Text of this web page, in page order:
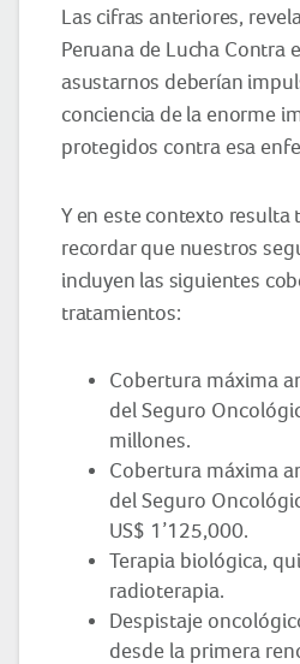
Las cifras anteriores,
Peruana de Lucha Contra
asustarnos deberían
conciencia de la enorme
protegidos contra esa
Y en este contexto resulta
recordar que nuestros
incluyen las siguientes
tratamientos:
Cobertura máxima
del Seguro
millones.
Cobertura máxima
del Seguro
US$ 1’125,000.
Terapia biológica,
radioterapia.
Despistaje
desde la primera